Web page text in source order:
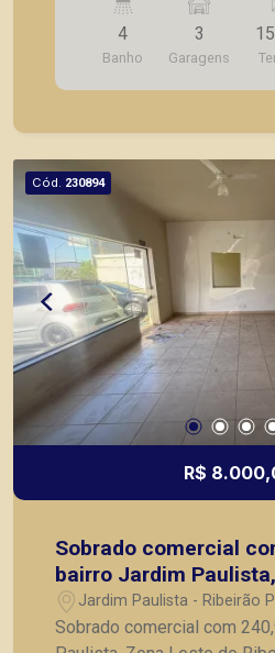
Edicula no fundo; - Sala
Clara boia; - Cozinha; - 3
4
Banho
3
Garagens
Cód. 230894
R$
Sobrado comercial
bairro Jardim
Ribeirão Preto/SP.
Jardim Paulista - Ribeirão
Sobrado comercial com